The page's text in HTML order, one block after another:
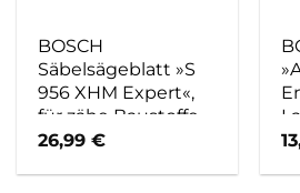
BOSCH
Säbelsägeblatt »S
956 XHM Expert«,
für zähe Baustoffe –
blau
26,99€